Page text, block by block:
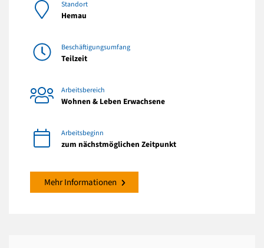
Standort
Hemau
Beschäftigungsumfang
Teilzeit
Arbeitsbereich
Wohnen & Leben Erwachsene
Arbeitsbeginn
zum nächstmöglichen Zeitpunkt
Mehr Informationen